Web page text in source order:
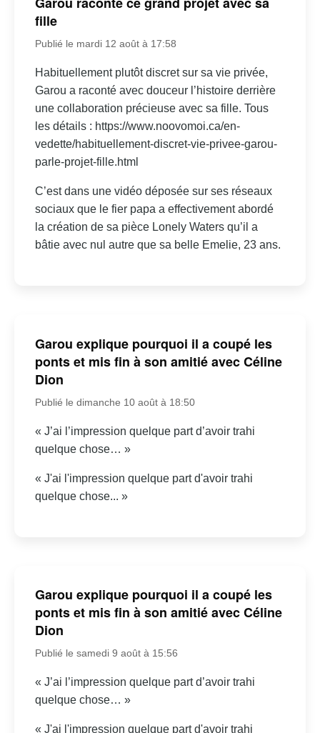
fille
Publié le mardi 12 août à 17:58
Habituellement plutôt discret sur sa vie privée,
Garou a raconté avec douceur l’histoire derrière
une collaboration précieuse avec sa fille. Tous
les détails : https://www.noovomoi.ca/en-
vedette/habituellement-discret-vie-privee-garou-
parle-projet-fille.html
C’est dans une vidéo déposée sur ses réseaux
sociaux que le fier papa a effectivement abordé
la création de sa pièce Lonely Waters qu’il a
bâtie avec nul autre que sa belle Emelie, 23 ans.
Garou explique pourquoi il a coupé les
ponts et mis fin à son amitié avec Céline
Dion
Publié le dimanche 10 août à 18:50
« J’ai l’impression quelque part d’avoir trahi
quelque chose… »
« J'ai l'impression quelque part d'avoir trahi
quelque chose... »
Garou explique pourquoi il a coupé les
ponts et mis fin à son amitié avec Céline
Dion
Publié le samedi 9 août à 15:56
« J’ai l’impression quelque part d’avoir trahi
quelque chose… »
« J'ai l'impression quelque part d'avoir trahi